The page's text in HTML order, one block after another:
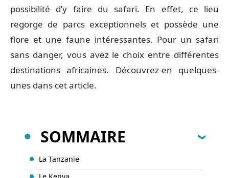
possibilité d’y faire du safari. En effet, ce lieu
regorge de parcs exceptionnels et possède une
flore et une faune intéressantes. Pour un safari
sans danger, vous avez le choix entre différentes
destinations africaines. Découvrez-en quelques-
unes dans cet article.
SOMMAIRE
La Tanzanie
Le Kenya